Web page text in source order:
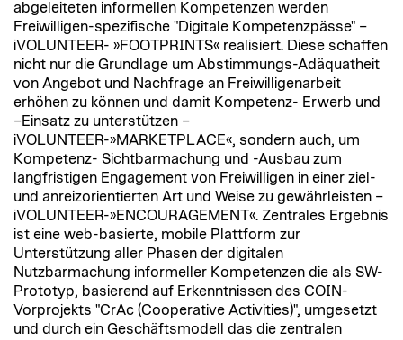
abgeleiteten informellen Kompetenzen werden
Freiwilligen-spezifische "Digitale Kompetenzpässe" –
iVOLUNTEER- »FOOTPRINTS« realisiert. Diese schaffen
nicht nur die Grundlage um Abstimmungs-Adäquatheit
von Angebot und Nachfrage an Freiwilligenarbeit
erhöhen zu können und damit Kompetenz- Erwerb und
–Einsatz zu unterstützen –
iVOLUNTEER-»MARKETPLACE«, sondern auch, um
Kompetenz- Sichtbarmachung und -Ausbau zum
langfristigen Engagement von Freiwilligen in einer ziel-
und anreizorientierten Art und Weise zu gewährleisten –
iVOLUNTEER-»ENCOURAGEMENT«. Zentrales Ergebnis
ist eine web-basierte, mobile Plattform zur
Unterstützung aller Phasen der digitalen
Nutzbarmachung informeller Kompetenzen die als SW-
Prototyp, basierend auf Erkenntnissen des COIN-
Vorprojekts "CrAc (Cooperative Activities)", umgesetzt
und durch ein Geschäftsmodell das die zentralen